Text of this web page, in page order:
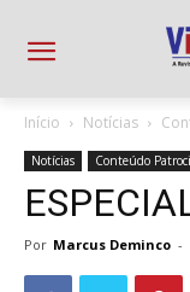
Início Notícias
Notícias Conteúdo
Por Marcus Deminco -